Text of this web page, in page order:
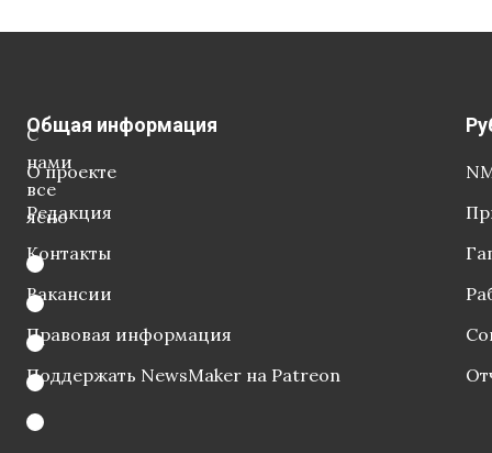
С
нами
все
ясно
Общая информация
О проекте
Редакция
Контакты
Вакансии
Правовая информация
Поддержать NewsMaker на Patreon